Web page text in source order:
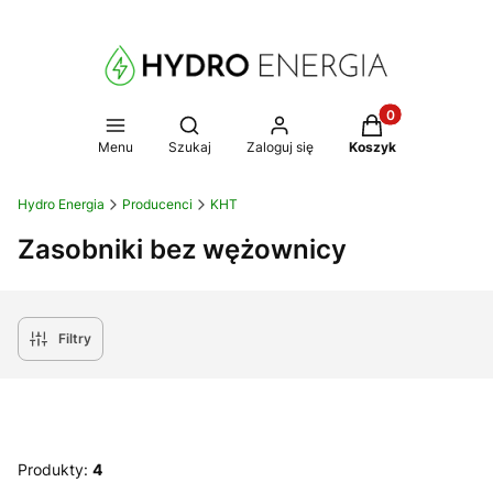
Menu
Otwórz wyszukiwarkę
Szukaj Zaloguj się
Produkty w
Koszyk
Hydro Energia Producenci KHT
Zasobniki bez wężownicy
Filtry
Produkty: 4